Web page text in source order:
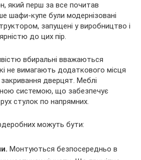
який перш за все почитав
шафи-купе були модернізовані
запущені у виробництво і
до цих пір.
вбиральні вважаються
не вимагають додаткового місця
дверцят. Меблі
системою, що забезпечує
стулок по напрямних.
можуть бути:
Монтуються безпосередньо в